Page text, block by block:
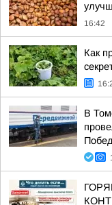
16:42
Как
В